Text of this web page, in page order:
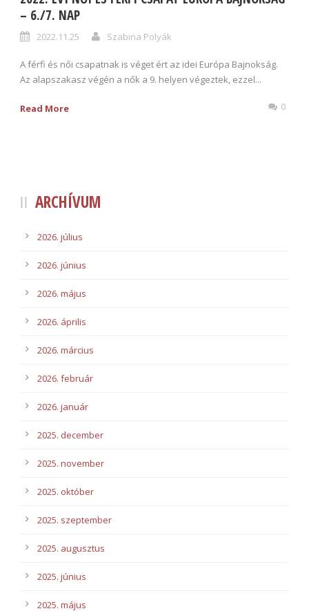
– 6./7. NAP
2022.11.25 Szabina Polyák
A férfi és női csapatnak is véget ért az idei Európa Bajnokság.
Az alapszakasz végén a nők a 9. helyen végeztek, ezzel...
Read More 0
ARCHÍVUM
2026. július
2026. június
2026. május
2026. április
2026. március
2026. február
2026. január
2025. december
2025. november
2025. október
2025. szeptember
2025. augusztus
2025. június
2025. május